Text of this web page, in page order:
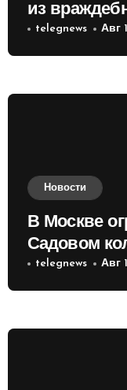
из
telegnews Авг
Новости
В Москве
Садовом
telegnews Авг